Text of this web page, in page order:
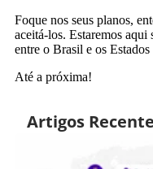
Foque nos seus planos,
aceitá-los. Estaremos
entre o Brasil e os
Até a próxima!
Artigos